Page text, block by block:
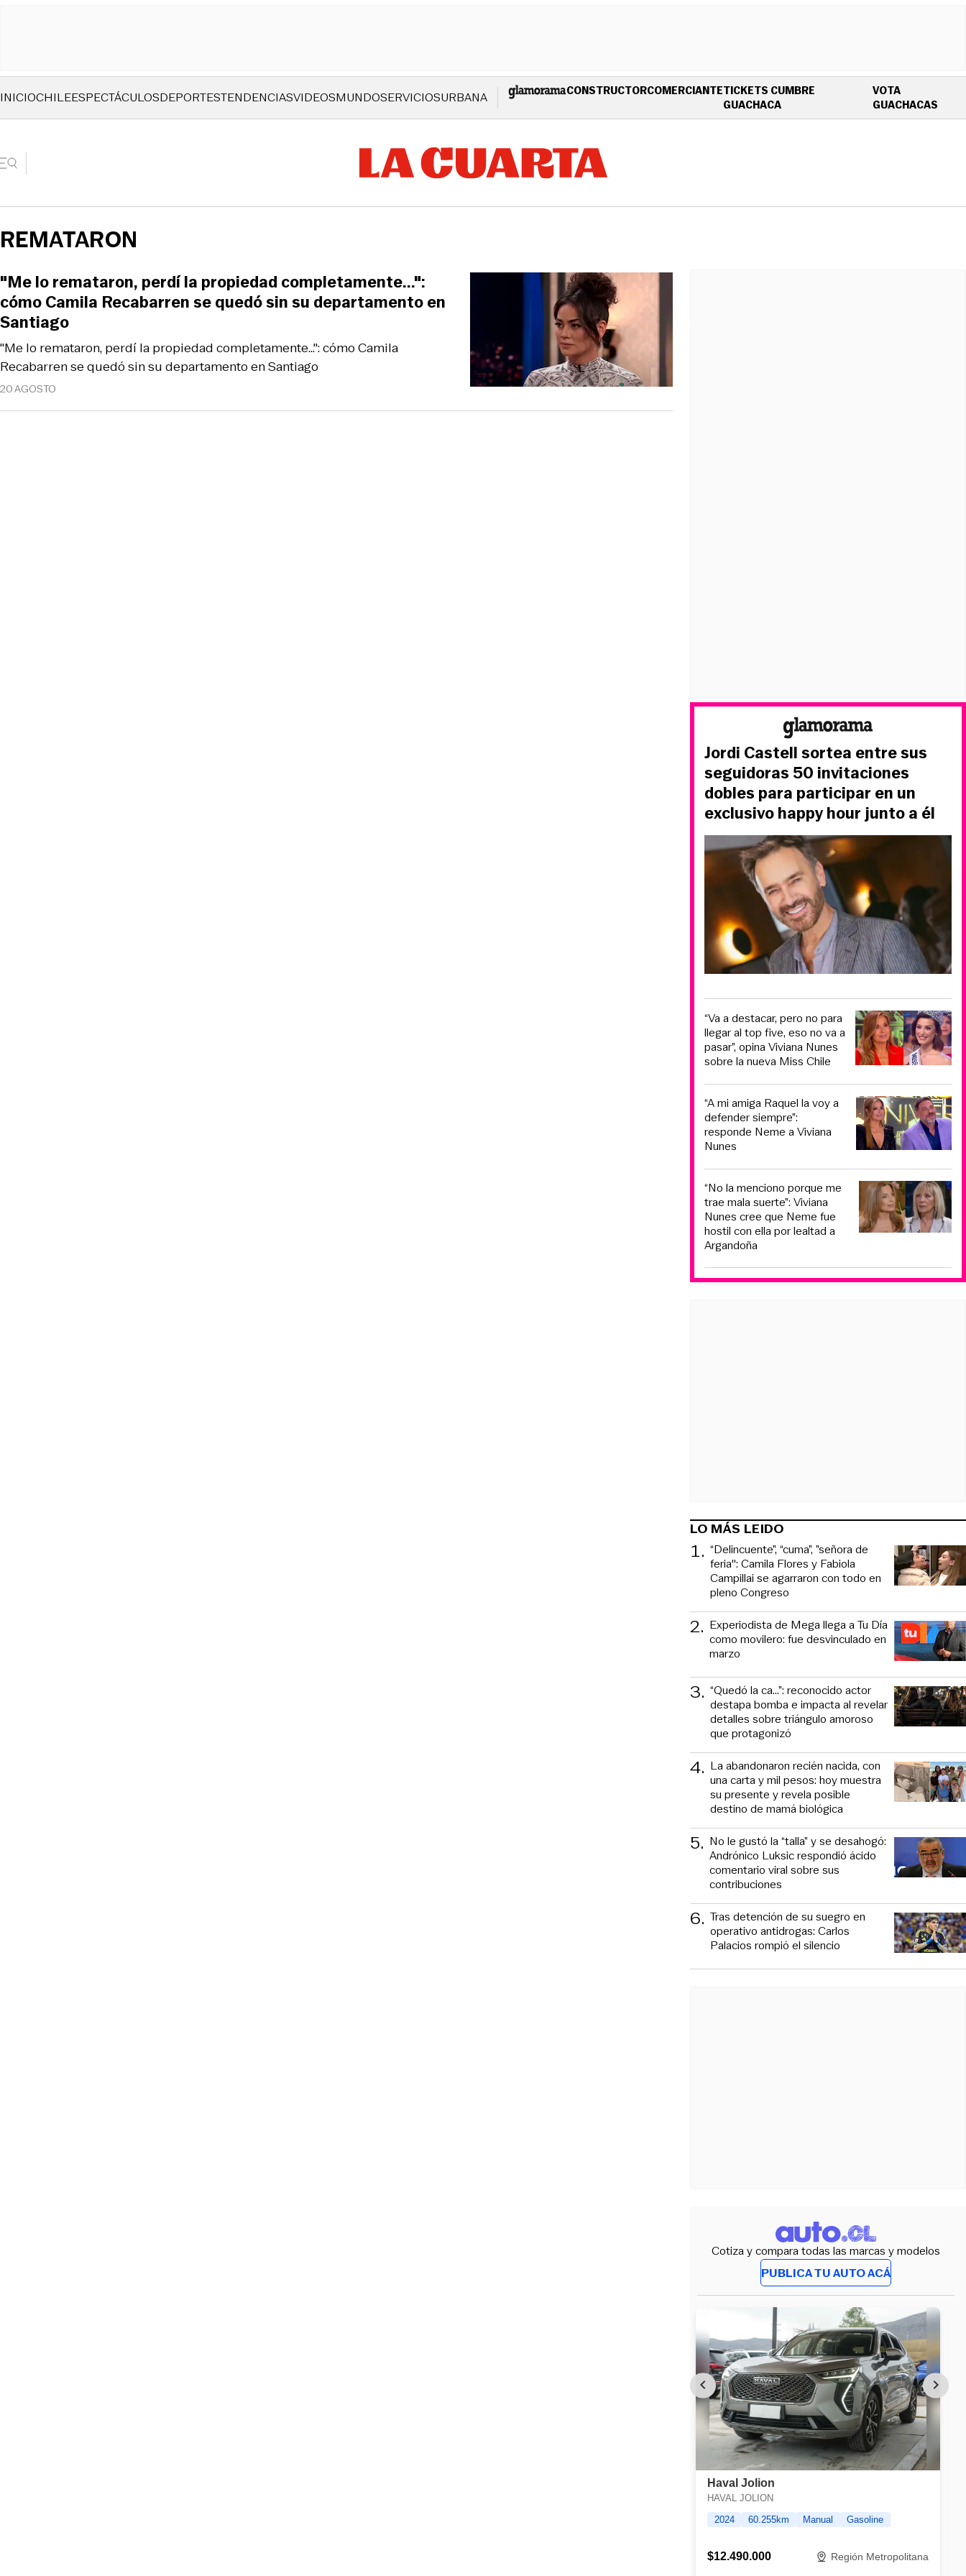
INICIOCHILEESPECTÁCULOSDEPORTESTENDENCIASVIDEOSMUNDOSERVICIOSURBANA CONSTRUCTORCOMERCIANTETICKETS CUMBRE
GUACHACAOPENS IN NEW WINDOW
VOTA
GUACHACAS
REMATARON
20 AGOSTO
"Me lo remataron, perdí la propiedad completamente...": cómo Camila
Recabarren se quedó sin su departamento en Santiago
"Me lo remataron, perdí la propiedad completamente...":
cómo Camila Recabarren se quedó sin su departamento en
Santiago
Jordi Castell sortea entre sus
seguidoras 50 invitaciones
dobles para participar en un
exclusivo happy hour junto a él
“Va a destacar, pero no para
llegar al top five, eso no va a
pasar”, opina Viviana Nunes
sobre la nueva Miss Chile
“A mi amiga Raquel la voy a
defender siempre”:
responde Neme a Viviana
Nunes
“No la menciono porque me
trae mala suerte”: Viviana
Nunes cree que Neme fue
hostil con ella por lealtad a
Argandoña
LO MÁS LEIDO
1. “Delincuente”, “cuma”, ”señora de
feria": Camila Flores y Fabiola
Campillai se agarraron con todo en
pleno Congreso
2. Experiodista de Mega llega a Tu Día
como movilero: fue desvinculado en
marzo
3. “Quedó la ca...”: reconocido actor
destapa bomba e impacta al revelar
detalles sobre triángulo amoroso
que protagonizó
4. La abandonaron recién nacida, con
una carta y mil pesos: hoy muestra
su presente y revela posible
destino de mamá biológica
5. No le gustó la “talla” y se desahogó:
Andrónico Luksic respondió ácido
comentario viral sobre sus
contribuciones
6. Tras detención de su suegro en
operativo antidrogas: Carlos
Palacios rompió el silencio
Cotiza y compara todas las marcas y modelos
PUBLICA TU AUTO ACÁ